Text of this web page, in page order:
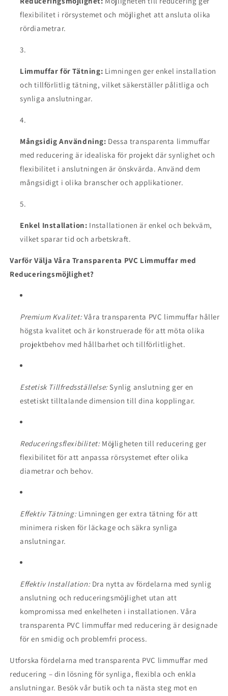
flexibilitet i rörsystemet och möjlighet att ansluta olika
rördiametrar.
Limmuffar för Tätning: Limningen ger enkel installation
och tillförlitlig tätning, vilket säkerställer pålitliga och
synliga anslutningar.
Mångsidig Användning: Dessa transparenta limmuffar
med reducering är idealiska för projekt där synlighet och
flexibilitet i anslutningen är önskvärda. Använd dem
mångsidigt i olika branscher och applikationer.
Enkel Installation: Installationen är enkel och bekväm,
vilket sparar tid och arbetskraft.
Varför Välja Våra Transparenta PVC Limmuffar med
Reduceringsmöjlighet?
Premium Kvalitet:Våra transparenta PVC limmuffar håller
högsta kvalitet och är konstruerade för att möta olika
projektbehov med hållbarhet och tillförlitlighet.
Estetisk Tillfredsställelse:Synlig anslutning ger en
estetiskt tilltalande dimension till dina kopplingar.
Reduceringsflexibilitet:Möjligheten till reducering ger
flexibilitet för att anpassa rörsystemet efter olika
diametrar och behov.
Effektiv Tätning:Limningen ger extra tätning för att
minimera risken för läckage och säkra synliga
anslutningar.
Effektiv Installation:Dra nytta av fördelarna med synlig
anslutning och reduceringsmöjlighet utan att
kompromissa med enkelheten i installationen. Våra
transparenta PVC limmuffar med reducering är designade
för en smidig och problemfri process.
Utforska fördelarna med transparenta PVC limmuffar med
reducering – din lösning för synliga, flexibla och enkla
anslutningar. Besök vår butik och ta nästa steg mot en